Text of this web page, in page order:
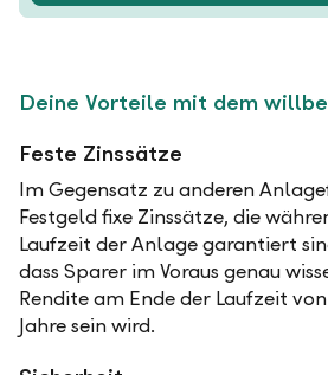
Deine Vorteile mit dem
Feste Zinssätze
Im Gegensatz zu anderen
Festgeld fixe Zinssätze, die
Laufzeit der Anlage garantiert
dass Sparer im Voraus genau
Rendite am Ende der Laufzeit
Jahre sein wird.